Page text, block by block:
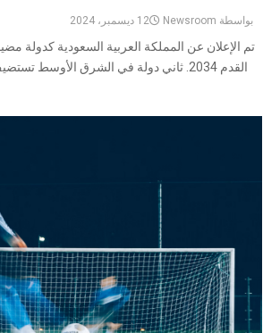
بواسطة Newsroom 12 ديسمبر، 2024
تم الإعلان عن المملكة العربية السعودية كدولة